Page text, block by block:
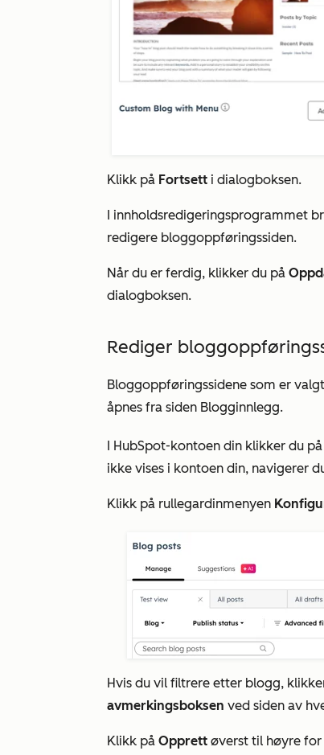
Klikk på Fortsett i dialogboksen.
I innholdsredigeringsprogrammet
redigere bloggoppføringssiden.
Når du er ferdig, klikker du på
dialogboksen.
Rediger
Bloggoppføringssidene som er
åpnes fra siden Blogginnlegg.
I HubSpot-kontoen din klikker du på
ikke vises i kontoen din, navigerer
Klikk på rullegardinmenyen
Hvis du vil filtrere etter blogg,
avmerkingsboksen ved siden av
Klikk på Opprett øverst til høyre